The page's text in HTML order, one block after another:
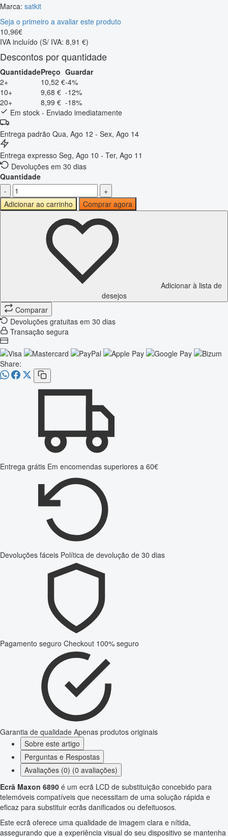
Marca: satkit
Seja o primeiro a avaliar este produto
10,96€
IVA incluído (S/ IVA: 8,91 €)
Descontos por quantidade
QuantidadePreço Guardar
2+
10,52 €-4%
10+
9,68 € -12%
20+
8,99 € -18%
Em stock - Enviado imediatamente
Entrega padrão Qua, Ago 12 - Sex, Ago 14
Entrega expresso Seg, Ago 10 - Ter, Ago 11
Devoluções em 30 dias
Quantidade
-
+
Adicionar ao carrinho
Comprar agora
Adicionar à lista de
desejos
Comparar
Devoluções gratuitas em 30 dias
Transação segura
Share:
Entrega grátis Em encomendas superiores a 60€
Devoluções fáceis Política de devolução de 30 dias
Pagamento seguro Checkout 100% seguro
Garantia de qualidade Apenas produtos originais
Sobre este artigo
Perguntas e Respostas
Avaliações (0) (0 avaliações)
Ecrã Maxon 6890 é um ecrã LCD de substituição concebido para
telemóveis compatíveis que necessitam de uma solução rápida e
eficaz para substituir ecrãs danificados ou defeituosos.
Este ecrã oferece uma qualidade de imagem clara e nítida,
assegurando que a experiência visual do seu dispositivo se mantenha